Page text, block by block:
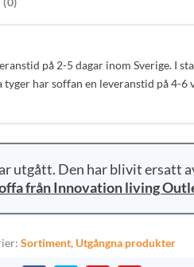
r
n
d
e
r
i
s
e
t
ä
r
:
på 2-5 dagar inom Sverige. I
tyger har soffan en leveranstid på 4-6
utgått. Den har blivit ersatt
från Innovation living
Sortiment, Utgångna produkter